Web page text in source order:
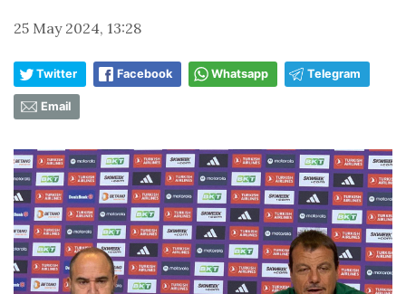
25 May 2024, 13:28
Twitter Facebook Whatsapp Telegram
Email